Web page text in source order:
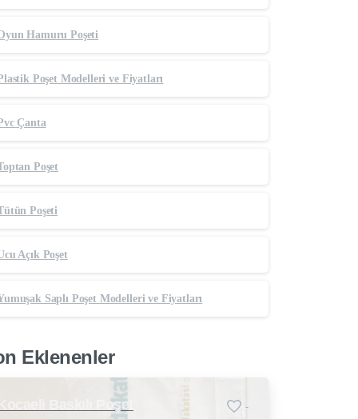
Hamuru Poşeti
Poşet Modelleri ve Fiyatları
Çanta
Poşet
Poşeti
Açık Poşet
Saplı Poşet Modelleri ve Fiyatları
Eklenenler
Baskılı Poşet -